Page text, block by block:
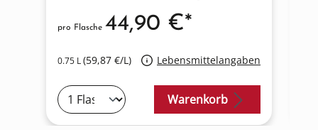
0.75 L(59,87 €/L) Lebensmittelangaben
pro Flasche 44,90 €*
Warenkorb